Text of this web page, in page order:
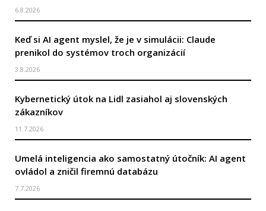
6.8.2026
Keď si AI agent myslel, že je v simulácii: Claude
prenikol do systémov troch organizácií
3.8.2026
Kybernetický útok na Lidl zasiahol aj slovenských
zákazníkov
11.7.2026
Umelá inteligencia ako samostatný útočník: AI agent
ovládol a zničil firemnú databázu
7.7.2026